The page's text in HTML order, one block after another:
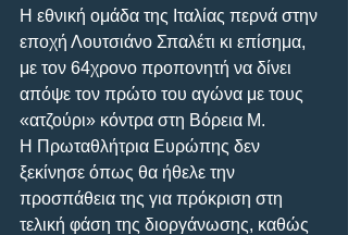
Η εθνική ομάδα της Ιταλίας περνά στην
εποχή Λουτσιάνο Σπαλέτι κι επίσημα,
με τον 64χρονο προπονητή να δίνει
απόψε τον πρώτο του αγώνα με τους
«ατζούρι» κόντρα στη Βόρεια Μ.
Η Πρωταθλήτρια Ευρώπης δεν
ξεκίνησε όπως θα ήθελε την
προσπάθεια της για πρόκριση στη
τελική φάση της διοργάνωσης, καθώς